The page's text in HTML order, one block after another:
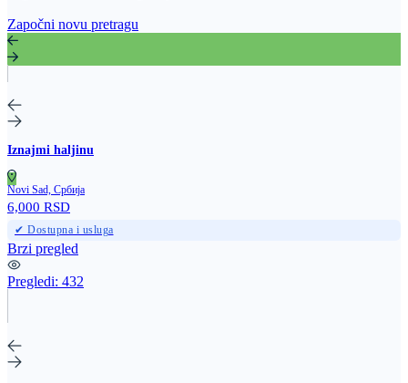
Započni novu pretragu
Iznajmi haljinu
Novi Sad, Србија
6,000 RSD
✔ Dostupna i usluga
Brzi pregled
Pregledi: 432